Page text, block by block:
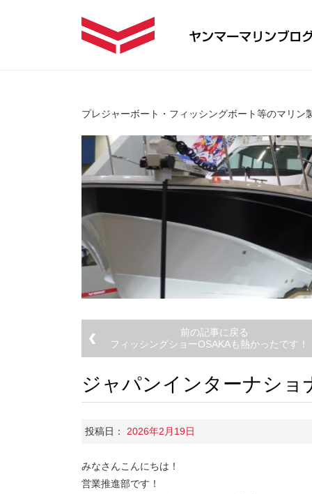
プレジャーボート・フィッシングボート等のマリ
前の記事に戻る
フィッシングショーOSAKAも熱かったです！
ジャパンインターナショ
投稿日： 2026年2月19日
みなさんこんにちは！
営業推進部です！